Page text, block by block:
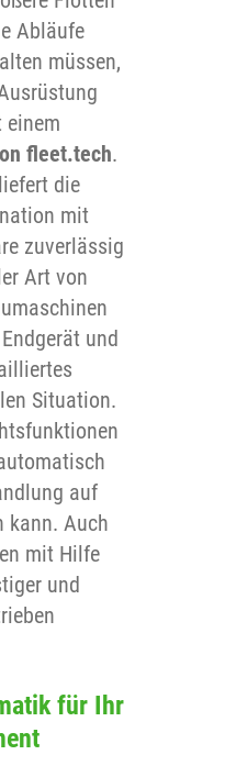
Abläufe
müssen,
einem
fleet.tech.
die
mit
zuverlässig
Art von
und
Situation.
auf
kann. Auch
mit Hilfe
und
für Ihr